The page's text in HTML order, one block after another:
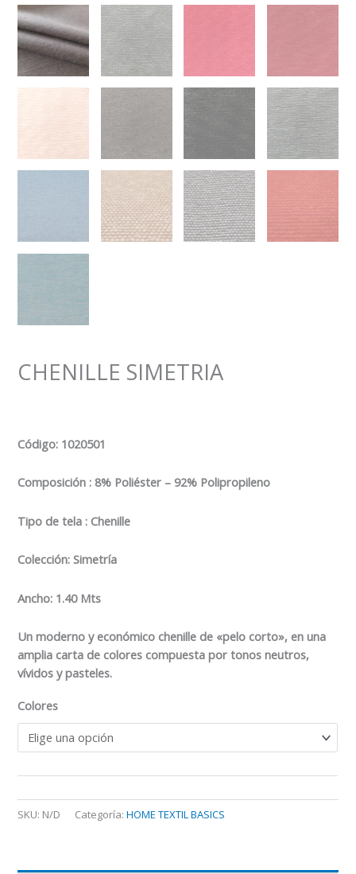
CHENILLE SIMETRIA
Código: 1020501
Composición : 8% Poliéster – 92% Polipropileno
Tipo de tela : Chenille
Colección: Simetría
Ancho: 1.40 Mts
Un moderno y económico chenille de «pelo corto», en una
amplia carta de colores compuesta por tonos neutros,
vívidos y pasteles.
Colores
SKU: N/D Categoría:HOME TEXTIL BASICS